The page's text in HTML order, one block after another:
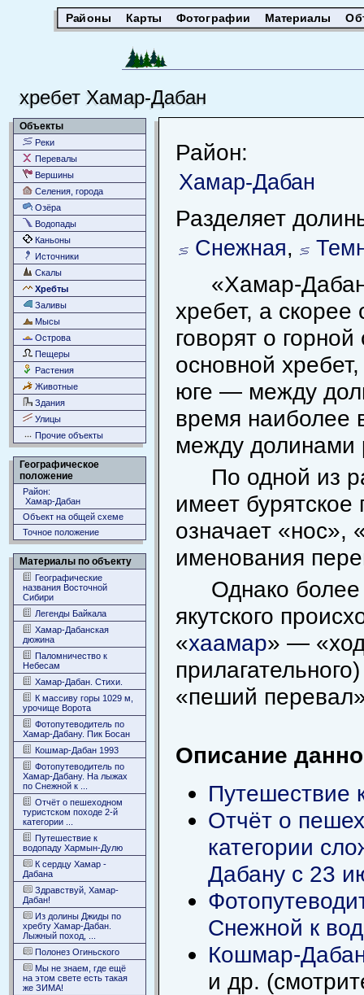
Районы Карты Фотографии Материалы
хребет Хамар-Дабан
Объекты
Реки
Перевалы
Вершины
Селения, города
Озёра
Водопады
Каньоны
Источники
Скалы
Хребты
Заливы
Мысы
Острова
Пещеры
Растения
Животные
Здания
Улицы
Прочие объекты
Географическое
положение
Район:
Хамар-Дабан
Объект на общей схеме
Точное положение
Материалы по объекту
Географические
названия Восточной
Сибири
Легенды Байкала
Хамар-Дабанская
дюжина
Паломничество к
Небесам
Хамар-Дабан. Стихи.
К массиву горы 1029 м,
урочище Ворота
Фотопутеводитель по
Хамар-Дабану. Пик Босан
Кошмар-Дабан 1993
Фотопутеводитель по
Хамар-Дабану. На лыжах
по Снежной к ...
Отчёт о пешеходном
туристском походе 2-й
категории ...
Путешествие к
водопаду Хармын-Дулю
К сердцу Хамар -
Дабана
Здравствуй, Хамар-
Дабан!
Из долины Джиды по
хребту Хамар-Дабан.
Лыжный поход, ...
Полонез Огиньского
Мы не знаем, где ещё
на этом свете есть такая
же ЗИМА!
Район:
Хамар-Дабан
Разделяет
Снежная,
«Хамар-
хребет, а
говорят о
основной
юге — между
время наиболее
между долинами
По одной из
имеет
означает «нос»,
именования
Однако более
якутского
«хаамар» —
«пеший
Описание
Путешествие
Отчёт о
категории
Дабану с 23
Снежной к
Кошмар-
и др.